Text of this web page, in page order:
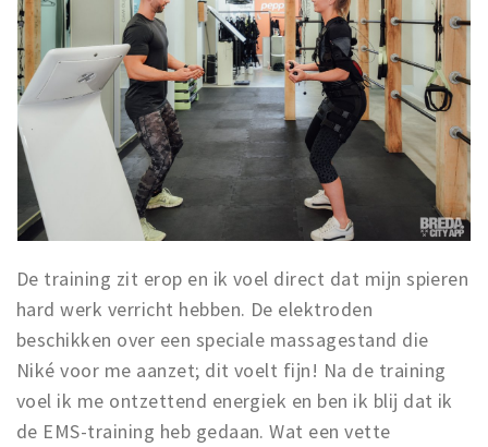
De training zit erop en ik voel direct dat mijn spieren
hard werk verricht hebben. De elektroden
beschikken over een speciale massagestand die
Niké voor me aanzet; dit voelt fijn! Na de training
voel ik me ontzettend energiek en ben ik blij dat ik
de EMS-training heb gedaan. Wat een vette